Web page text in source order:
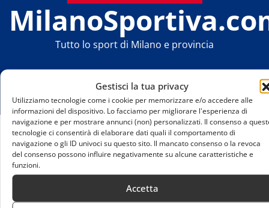
Gestisci la tua privacy
Utilizziamo tecnologie come i cookie per memorizzare e/o accedere alle
informazioni del dispositivo. Lo facciamo per migliorare l'esperienza di
navigazione e per mostrare annunci (non) personalizzati. Il consenso a
tecnologie ci consentirà di elaborare dati quali il comportamento di
navigazione o gli ID univoci su questo sito. Il mancato consenso o la revoca
del consenso possono influire negativamente su alcune caratteristiche e
funzioni.
Accetta
Tutto lo sport di Milano e provincia
Home
Le migliori scuole di wrestling a Milano: dove
allenarsi e migliorare